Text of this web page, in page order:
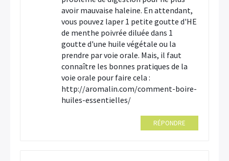
avoir mauvaise haleine. En attendant,
vous pouvez laper 1 petite goutte d'HE
de menthe poivrée diluée dans 1
goutte d'une huile végétale ou la
prendre par voie orale. Mais, il faut
connaître les bonnes pratiques de la
voie orale pour faire cela :
http://aromalin.com/comment-boire-
huiles-essentielles/
RÉPONDRE